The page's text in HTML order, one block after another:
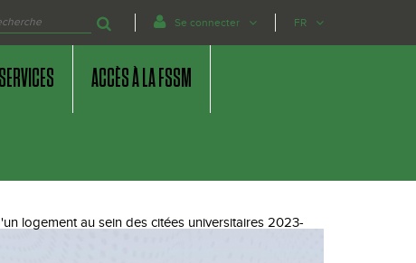
FR
Se connecter
ACCÈS À LA FSSM
logement au sein des citées universitaires 2023-